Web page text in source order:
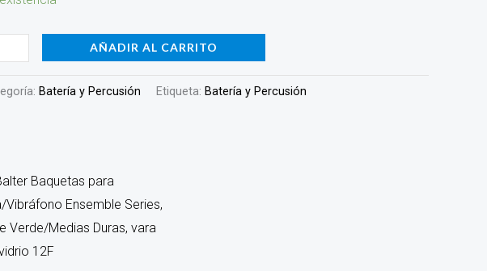
AÑADIR AL CARRITO
Batería y Percusión Etiqueta: Batería y Percusión